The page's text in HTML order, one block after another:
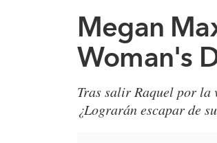
Megan
Woman's
Tras salir Raquel por la
¿Lograrán escapar de